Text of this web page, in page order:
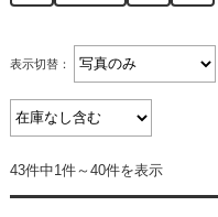
表示切替：
43件中1件～40件を表示